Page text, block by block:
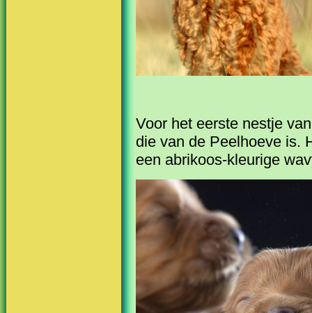
Voor het eerste nestje
die van de Peelhoeve is.
een abrikoos-kleurige